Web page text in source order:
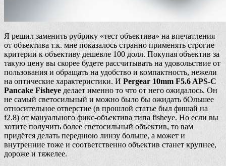
Я решил заменить рубрику «тест объектива» на впечатления
от объектива т.к. мне показалось странно применять строгие
критерии к объективу дешевле 100 долл. Покупая объектив за
такую цену вы скорее будете рассчитывать на удовольствие от
пользования и обращать на удобство и компактность, нежели
на оптические характеристики. И Pergear 10mm F5.6 APS-C
Pancake Fisheye делает именно то что от него ожидалось. Он
не самый светосильный и можно было бы ожидать бОльшее
относительное отверстие (в прошлой статье был фишай на
f2.8) от мануального фикс-объектива типа fisheye. Но если вы
хотите получить более светосильный объектив, то вам
придётся делать переднюю линзу больше, а может и
внутренние тоже и соответственно объектив станет крупнее,
дороже и тяжелее.